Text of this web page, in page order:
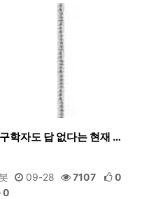
학자도 답 없다는 현재 …
09-28 7107
0
0